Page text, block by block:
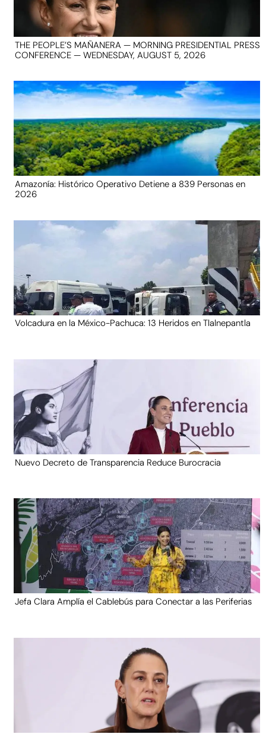
THE PEOPLE’S MAÑANERA — MORNING PRESIDENTIAL PRESS
CONFERENCE — WEDNESDAY, AUGUST 5, 2026
Amazonía: Histórico Operativo Detiene a 839 Personas en
2026
Volcadura en la México-Pachuca: 13 Heridos en Tlalnepantla
Nuevo Decreto de Transparencia Reduce Burocracia
Jefa Clara Amplía el Cablebús para Conectar a las Periferias